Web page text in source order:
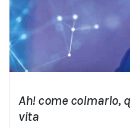
Ah! come colmarlo,
vita